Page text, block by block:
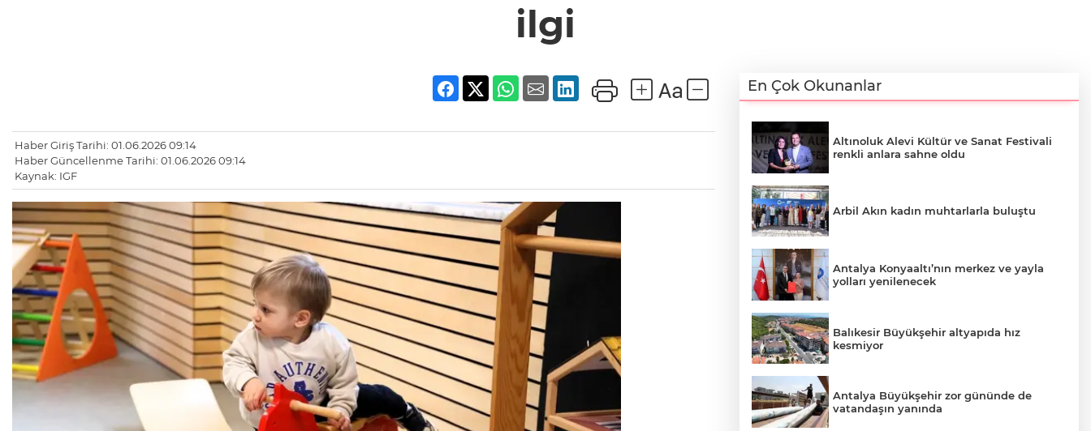
ilgi
Haber Giriş Tarihi: 01.06.2026 09:14
Haber Güncellenme Tarihi: 01.06.2026 09:14
Kaynak: IGF
En Çok Okunanlar
Altınoluk Alevi Kültür ve Sanat Festivali
renkli anlara sahne oldu
Arbil Akın kadın muhtarlarla buluştu
Antalya Konyaaltı’nın merkez ve yayla
yolları yenilenecek
Balıkesir Büyükşehir altyapıda hız
kesmiyor
Antalya Büyükşehir zor gününde de
vatandaşın yanında